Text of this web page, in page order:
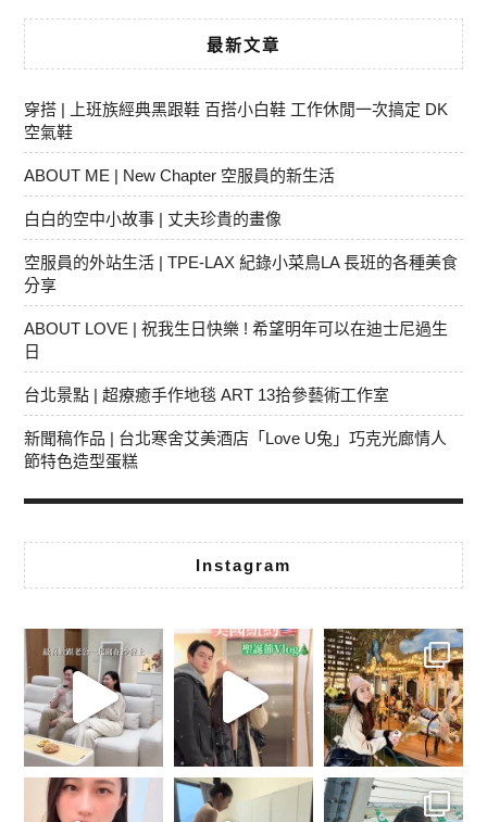
最新文章
穿搭 | 上班族經典黑跟鞋 百搭小白鞋 工作休閒一次搞定 DK
空氣鞋
ABOUT ME | New Chapter 空服員的新生活
白白的空中小故事 | 丈夫珍貴的畫像
空服員的外站生活 | TPE-LAX 紀錄小菜鳥LA 長班的各種美食
分享
ABOUT LOVE | 祝我生日快樂 ! 希望明年可以在迪士尼過生
日
台北景點 | 超療癒手作地毯 ART 13拾參藝術工作室
新聞稿作品 | 台北寒舍艾美酒店「Love U兔」巧克光廊情人
節特色造型蛋糕
Instagram